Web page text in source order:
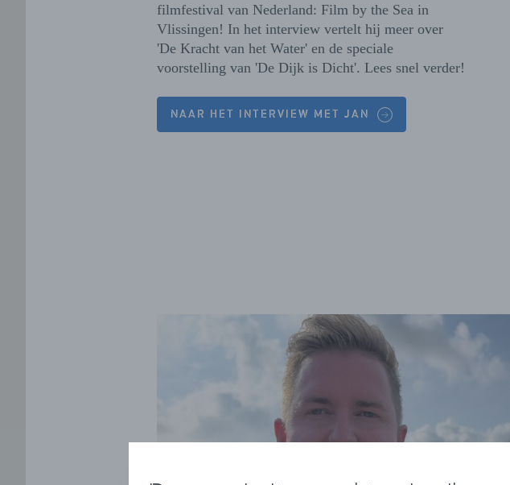
filmfestival van Nederland: Film by the Sea in
Vlissingen! In het interview vertelt hij meer over
'De Kracht van het Water' en de speciale
voorstelling van 'De Dijk is Dicht'. Lees snel verder!
NAAR HET INTERVIEW MET JAN